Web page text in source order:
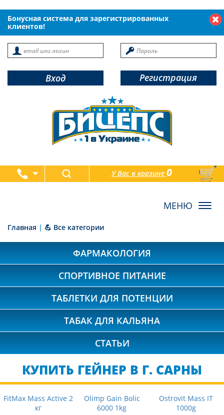
Бонусная система для зарегистрированных
клиентов!
Вход Регистрация
У Вас в корзине0
товаров
Главная | 💪 Все категории
ФАРМАКОЛОГИЯ
СПОРТИВНОЕ ПИТАНИЕ
ТАБЛЕТКИ ДЛЯ ПОТЕНЦИИ
ТАБАК ДЛЯ КАЛЬЯНА
СТАТЬИ
КУПИТЬ ГЕЙНЕР В Г. САРНЫ
FitMax Mass Active 2
кг
Olimp Gain Bolic
6000 1kg
Ostrovit Mass IT
1000g